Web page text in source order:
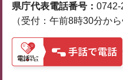
県庁代表電話番号： 0742-
（受付：午前8時30分か